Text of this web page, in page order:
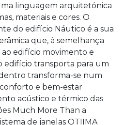
linguagem arquitetónica
materiais e cores. O
do edifício Náutico é a sua
que, à semelhança
ao edifício movimento e
edifício transporta para um
transforma-se num
e bem-estar
acústico e térmico das
Much More Than a
de janelas OTIIMA